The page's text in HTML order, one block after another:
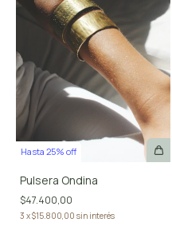
Hasta 25% off
Pulsera Ondina
$47.400,00
3 x$15.800,00 sin interés